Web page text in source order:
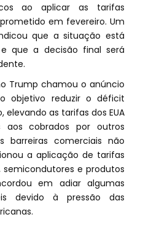
ao aplicar as tarifas
em fevereiro. Um
que a situação está
que a decisão final será
Trump chamou o anúncio
objetivo reduzir o déficit
elevando as tarifas dos EUA
aos cobrados por outros
barreiras comerciais não
a aplicação de tarifas
semicondutores e produtos
em adiar algumas
devido à pressão das